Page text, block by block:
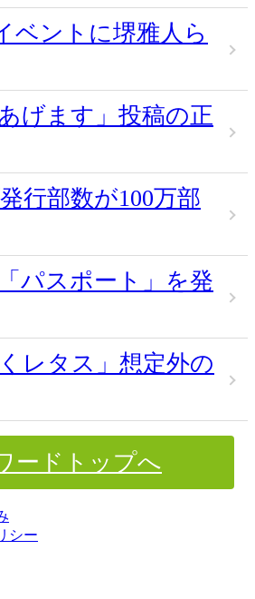
ベントに堺雅人ら
げます」投稿の正
行部数が100万部
パスポート」を発
くレタス」想定外の
ードトップへ
シー